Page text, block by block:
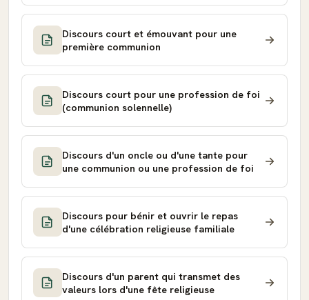
Discours court et émouvant pour une
première communion
Discours court pour une profession de foi
(communion solennelle)
Discours d'un oncle ou d'une tante pour
une communion ou une profession de foi
Discours pour bénir et ouvrir le repas
d'une célébration religieuse familiale
Discours d'un parent qui transmet des
valeurs lors d'une fête religieuse